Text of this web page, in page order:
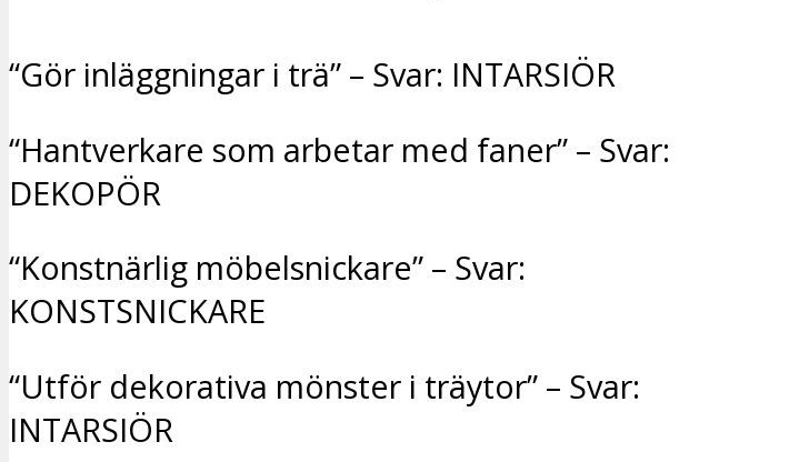
“Gör inläggningar i trä” – Svar: INTARSIÖR
“Hantverkare som arbetar med faner” – Svar:
DEKOPÖR
“Konstnärlig möbelsnickare” – Svar:
KONSTSNICKARE
“Utför dekorativa mönster i träytor” – Svar:
INTARSIÖR